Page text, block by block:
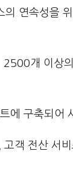
연속성을
개 이상
에 구축되어
객 전산 서